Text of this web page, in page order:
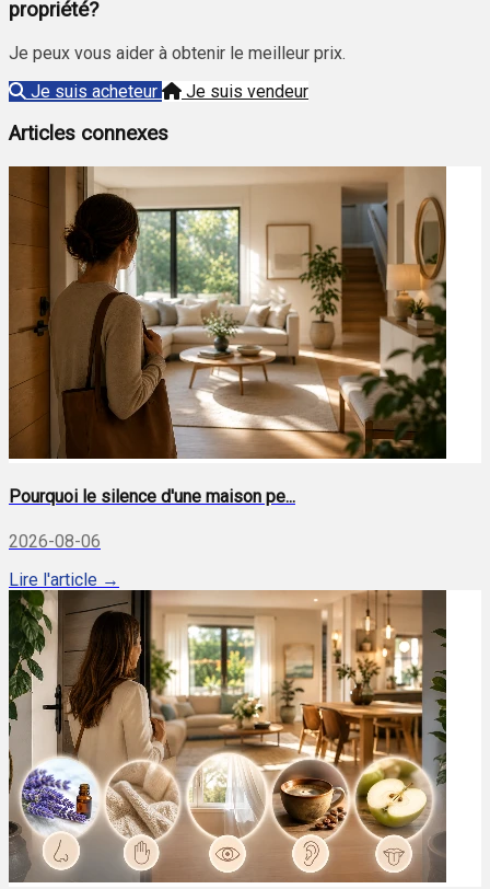
propriété?
Je peux vous aider à obtenir le meilleur prix.
Je suis acheteur
Je suis vendeur
Articles connexes
Pourquoi le silence d'une maison pe...
2026-08-06
Lire l'article →